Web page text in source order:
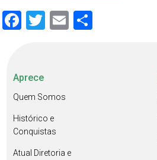
Facebook
Twitter
Email
Aprece
Quem Somos
Histórico e
Conquistas
Atual Diretoria e